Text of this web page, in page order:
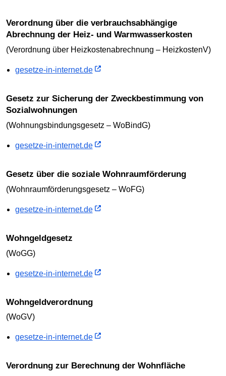
Verordnung über die verbrauchsabhängige
Abrechnung der Heiz- und Warmwasserkosten
(Verordnung über Heizkostenabrechnung – HeizkostenV)
gesetze-in-internet.de
Gesetz zur Sicherung der Zweckbestimmung von
Sozialwohnungen
(Wohnungsbindungsgesetz – WoBindG)
gesetze-in-internet.de
Gesetz über die soziale Wohnraumförderung
(Wohnraumförderungsgesetz – WoFG)
gesetze-in-internet.de
Wohngeldgesetz
(WoGG)
gesetze-in-internet.de
Wohngeldverordnung
(WoGV)
gesetze-in-internet.de
Verordnung zur Berechnung der Wohnfläche